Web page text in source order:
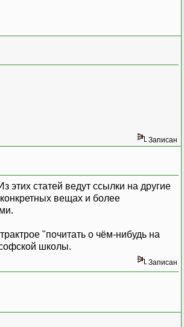
Записан
этих статей ведут ссылки на другие
вещах и более
"почитать о чём-нибудь на
школы.
Записан